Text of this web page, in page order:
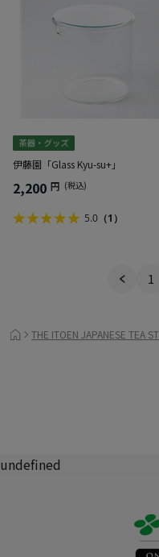
伊藤園「Glass Kyu-su+」
2,200 円 (税込)
5.0 （1）
1
THE ITOEN JAPANESE TEA
undefined